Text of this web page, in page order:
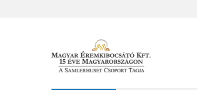
Magyar
emlékérmek